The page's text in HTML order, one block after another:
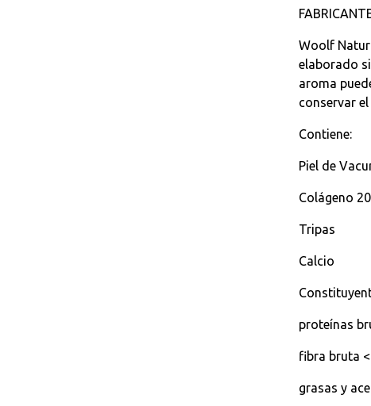
Woolf
elaborado
aroma
conservar
Contiene:
Piel de
Colágeno
Tripas
Calcio
proteínas
fibra bruta
grasas y